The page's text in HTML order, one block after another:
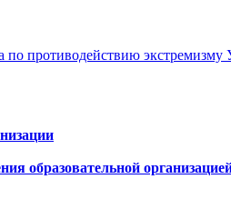
по противодействию
образовательной